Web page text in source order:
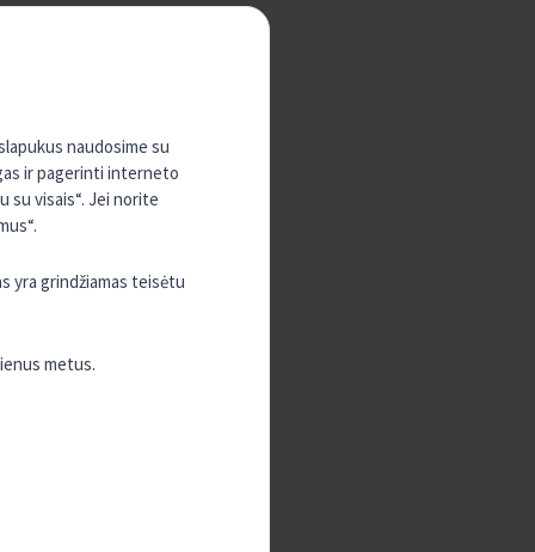
naudosime su
ir pagerinti interneto
su visais“. Jei norite
yra grindžiamas teisėtu
metus.